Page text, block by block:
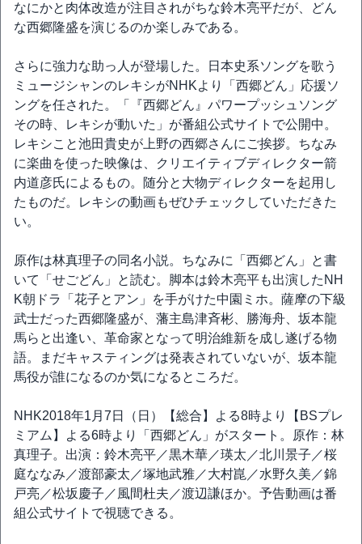
なにかと肉体改造が注目されがちな鈴木亮平だが、どん
な西郷隆盛を演じるのか楽しみである。
さらに強力な助っ人が登場した。日本史系ソングを歌う
ミュージシャンのレキシがNHKより「西郷どん」応援ソ
ングを任された。「『西郷どん』パワープッシュソング
その時、レキシが動いた」が番組公式サイトで公開中。
レキシこと池田貴史が上野の西郷さんにご挨拶。ちなみ
に楽曲を使った映像は、クリエイティブディレクター箭
内道彦氏によるもの。随分と大物ディレクターを起用し
たものだ。レキシの動画もぜひチェックしていただきた
い。
原作は林真理子の同名小説。ちなみに「西郷どん」と書
いて「せごどん」と読む。脚本は鈴木亮平も出演したNH
K朝ドラ「花子とアン」を手がけた中園ミホ。薩摩の下級
武士だった西郷隆盛が、藩主島津斉彬、勝海舟、坂本龍
馬らと出逢い、革命家となって明治維新を成し遂げる物
語。まだキャスティングは発表されていないが、坂本龍
馬役が誰になるのか気になるところだ。
NHK2018年1月7日（日）【総合】よる8時より【BSプレ
ミアム】よる6時より「西郷どん」がスタート。原作：林
真理子。出演：鈴木亮平／黒木華／瑛太／北川景子／桜
庭ななみ／渡部豪太／塚地武雅／大村崑／水野久美／錦
戸亮／松坂慶子／風間杜夫／渡辺謙ほか。予告動画は番
組公式サイトで視聴できる。